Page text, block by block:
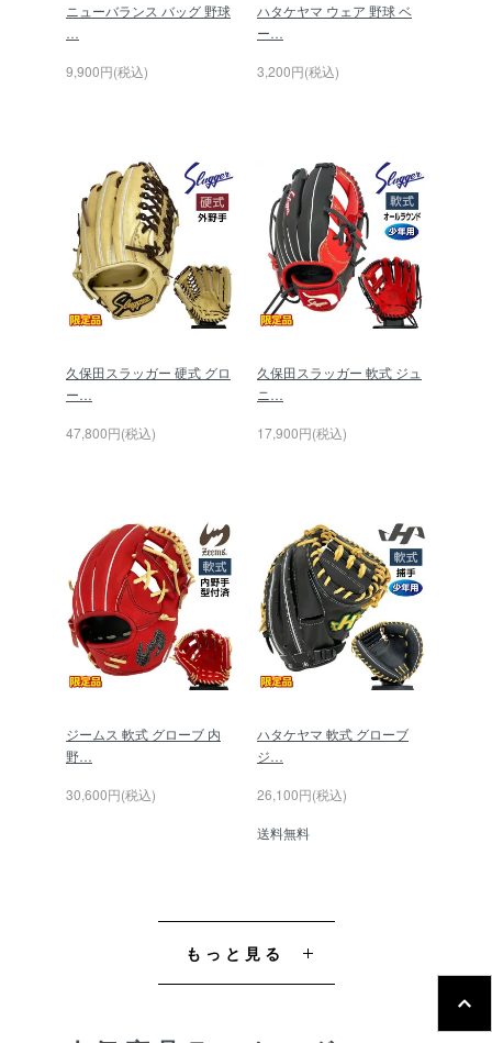
ニューバランス バッグ 野球
…
9,900円(税込)
ハタケヤマ ウェア 野球 ベ
ー…
3,200円(税込)
久保田スラッガー 硬式 グロ
ー…
47,800円(税込)
久保田スラッガー 軟式 ジュ
ニ…
17,900円(税込)
ジームス 軟式 グローブ 内
野…
30,600円(税込)
ハタケヤマ 軟式 グローブ
ジ…
26,100円(税込)
送料無料
もっと見る